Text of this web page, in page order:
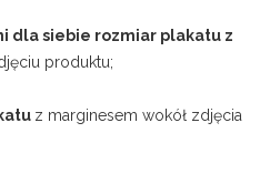
dla siebie rozmiar plakatu z
produktu;
z marginesem wokół zdjęcia